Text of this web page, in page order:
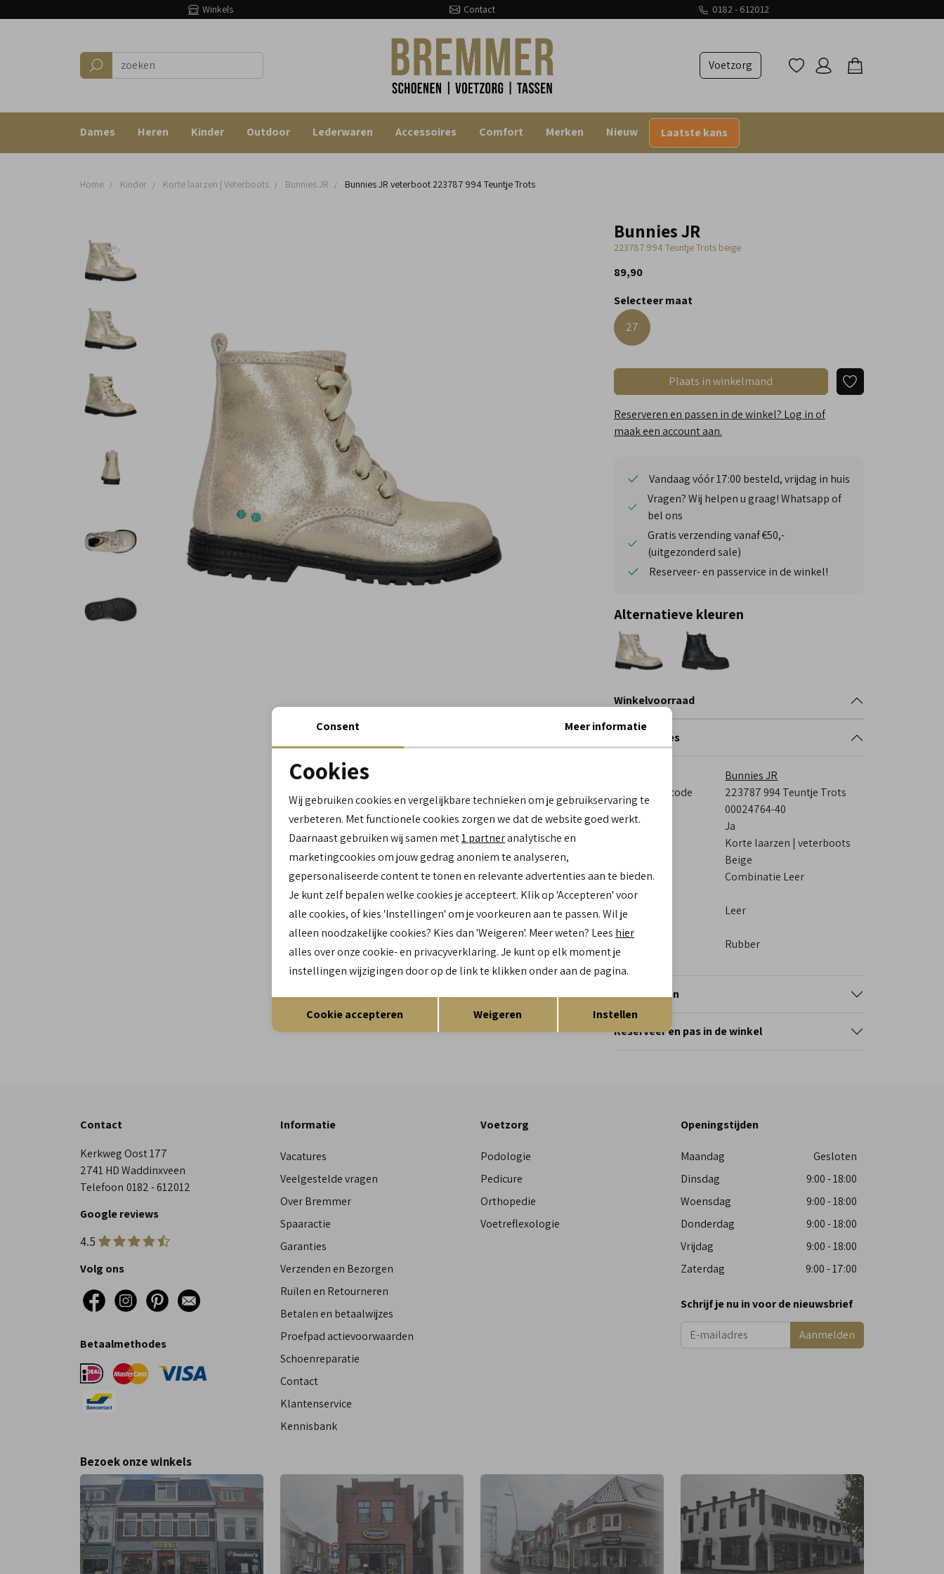
Winkels Contact 0182 - 612012
Voetzorg
Dames Heren Kinder Outdoor Lederwaren Accessoires Comfort Merken Nieuw Laatste kans
Home Kinder Korte laarzen | Veterboots Bunnies JR Bunnies JR veterboot 223787 994 Teuntje Trots
Bunnies JR
223787 994 Teuntje Trots beige
89,90
Selecteer maat
27
Plaats in winkelmand
Reserveren en passen in de winkel? Log in of
maak een account aan.
Vandaag vóór 17:00 besteld, vrijdag in huis
Vragen? Wij helpen u graag! Whatsapp of
bel ons
Gratis verzending vanaf €50,-
(uitgezonderd sale)
Reserveer- en passervice in de winkel!
Alternatieve kleuren
Winkelvoorraad
Specificaties
Bunnies JR
Leveranciercode
223787 994 Teuntje Trots
Bestelcode
00024764-40
Los voetbed
Ja
Korte laarzen | veterboots
Beige
Materiaal
buitenkant
Combinatie Leer
Materiaal
binnenkant
Leer
Rubber
Retourneren
Reserveer en pas in de winkel
Contact
Kerkweg Oost 177
2741 HD Waddinxveen
Telefoon 0182 - 612012
Google reviews
4.5
Volg ons
Betaalmethodes
Informatie
Vacatures
Veelgestelde vragen
Over Bremmer
Spaaractie
Garanties
Verzenden en Bezorgen
Ruilen en Retourneren
Betalen en betaalwijzes
Proefpad actievoorwaarden
Schoenreparatie
Contact
Klantenservice
Kennisbank
Voetzorg
Podologie
Pedicure
Orthopedie
Voetreflexologie
Openingstijden
Maandag
Gesloten
Dinsdag
9:00 - 18:00
Woensdag
9:00 - 18:00
Donderdag
9:00 - 18:00
Vrijdag
9:00 - 18:00
Zaterdag
9:00 - 17:00
Schrijf je nu in voor de nieuwsbrief
Aanmelden
Bezoek onze winkels
Noodzakelijke cookies
Analytische cookies Marketing cookies
Terug Opslaan
Consent Meer informatie
Cookies
Wij gebruiken cookies en vergelijkbare technieken om je gebruikservaring te
verbeteren. Met functionele cookies zorgen we dat de website goed werkt.
Daarnaast gebruiken wij samen met1 partneranalytische en
marketingcookies om jouw gedrag anoniem te analyseren,
gepersonaliseerde content te tonen en relevante advertenties aan te bieden.
Je kunt zelf bepalen welke cookies je accepteert. Klik op 'Accepteren' voor
alle cookies, of kies 'Instellingen' om je voorkeuren aan te passen. Wil je
alleen noodzakelijke cookies? Kies dan 'Weigeren'. Meer weten? Lees hier
alles over onze cookie- en privacyverklaring. Je kunt op elk moment je
instellingen wijzigingen door op de link te klikken onder aan de pagina.
Cookie accepteren Weigeren Instellen